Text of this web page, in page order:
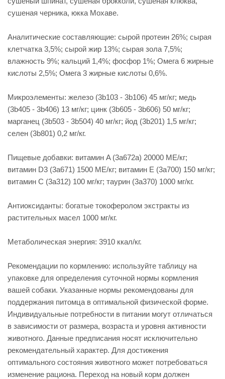
сушеная черника, юкка Мохаве.
Аналитические составляющие: сырой протеин 26%; сырая
клетчатка 3,5%; сырой жир 13%; сырая зола 7,5%;
влажность 9%; кальций 1,4%; фосфор 1%; Омега 6 жирные
кислоты 2,5%; Омега 3 жирные кислоты 0,6%.
Микроэлементы: железо (3b103 - 3b106) 45 мг/кг; медь
(3b405 - 3b406) 13 мг/кг; цинк (3b605 - 3b606) 50 мг/кг;
марганец (3b503 - 3b504) 40 мг/кг; йод (3b201) 1,5 мг/кг;
селен (3b801) 0,2 мг/кг.
Пищевые добавки: витамин A (3a672a) 20000 МЕ/кг;
витамин D3 (3а671) 1500 МЕ/кг; витамин Е (3а700) 150 мг/кг;
витамин С (3а312) 100 мг/кг; таурин (3a370) 1000 мг/кг.
Антиоксиданты: богатые токоферолом экстракты из
растительных масел 1000 мг/кг.
Метаболическая энергия: 3910 ккал/кг.
Рекомендации по кормлению: используйте таблицу на
упаковке для определения суточной нормы кормления
вашей собаки. Указанные нормы рекомендованы для
поддержания питомца в оптимальной физической форме.
Индивидуальные потребности в питании могут отличаться
в зависимости от размера, возраста и уровня активности
животного. Данные предписания носят исключительно
рекомендательный характер. Для достижения
оптимального состояния животного может потребоваться
изменение рациона. Переход на новый корм должен